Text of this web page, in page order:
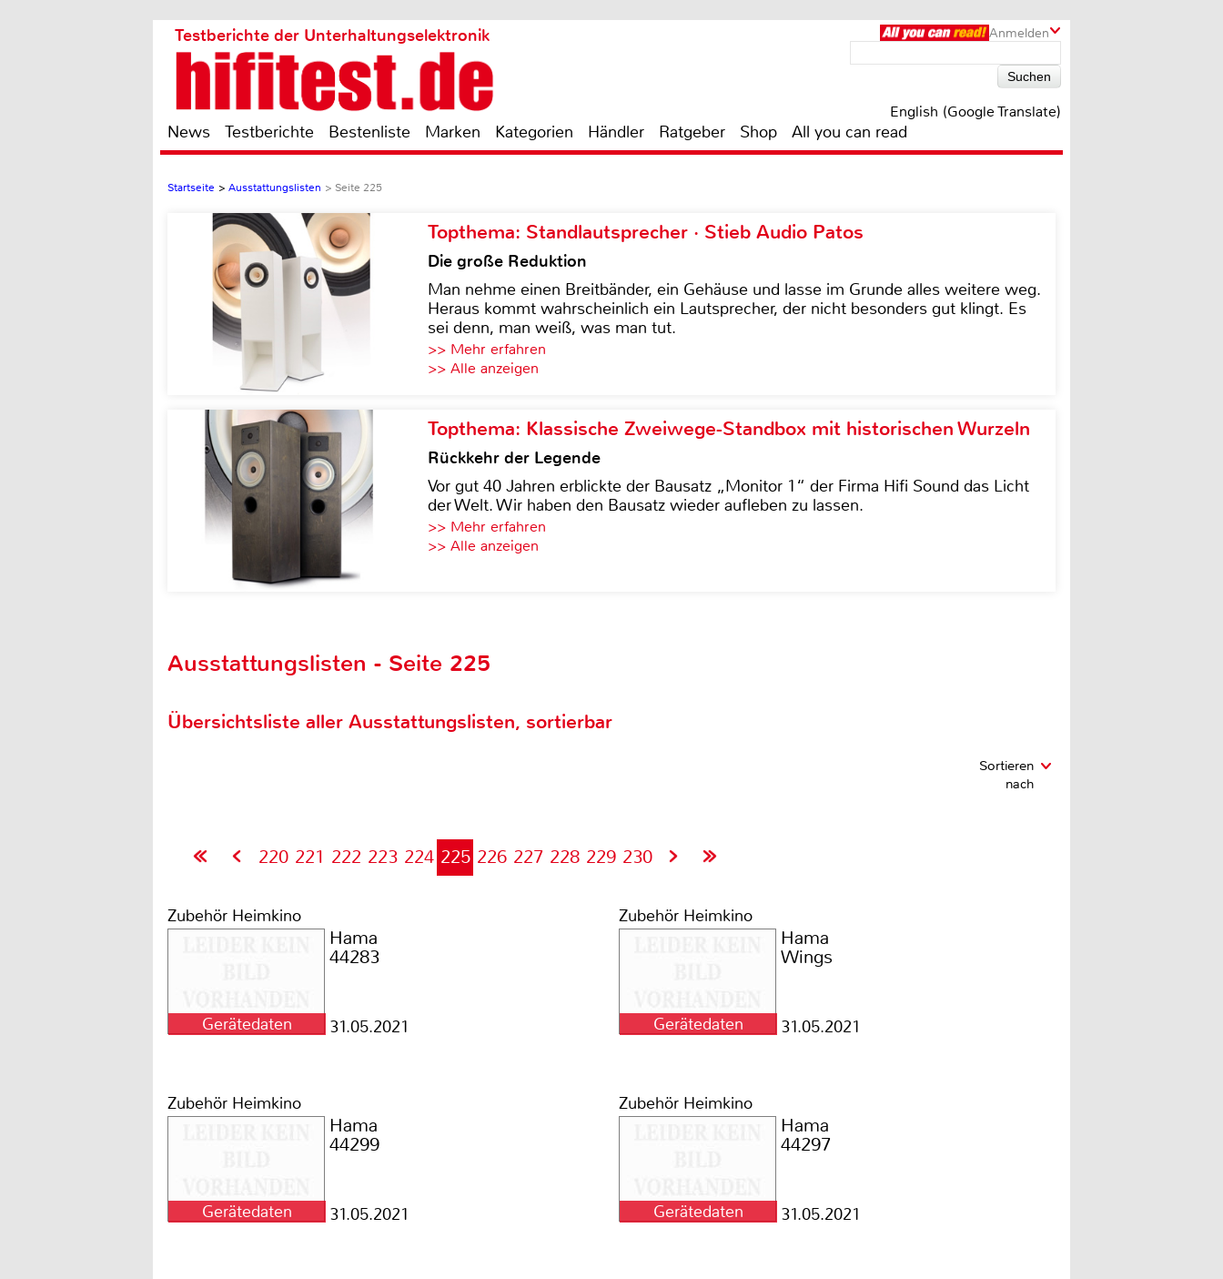
Anmelden
Testberichte der Unterhaltungselektronik
English (Google Translate)
News Testberichte Bestenliste Marken Kategorien Händler Ratgeber Shop All you can read
Startseite > Ausstattungslisten > Seite 225
Topthema: Standlautsprecher · Stieb Audio Patos
Die große Reduktion
Man nehme einen Breitbänder, ein Gehäuse und lasse im Grunde alles weitere weg.
Heraus kommt wahrscheinlich ein Lautsprecher, der nicht besonders gut klingt. Es
sei denn, man weiß, was man tut.
>> Mehr erfahren
>> Alle anzeigen
Topthema: Klassische Zweiwege-Standbox mit historischen Wurzeln
Rückkehr der Legende
Vor gut 40 Jahren erblickte der Bausatz „Monitor 1“ der Firma Hifi Sound das Licht
der Welt. Wir haben den Bausatz wieder aufleben zu lassen.
>> Mehr erfahren
>> Alle anzeigen
Ausstattungslisten - Seite 225
Übersichtsliste aller Ausstattungslisten, sortierbar
Sortieren
nach
220 221 222 223 224 225 226 227 228 229 230
Zubehör Heimkino
Gerätedaten
Hama
44283
31.05.2021
Zubehör Heimkino
Gerätedaten
Hama
Wings
31.05.2021
Zubehör Heimkino
Gerätedaten
Hama
44299
31.05.2021
Zubehör Heimkino
Gerätedaten
Hama
44297
31.05.2021